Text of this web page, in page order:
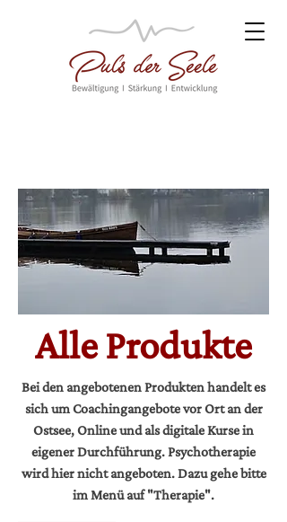
Alle Produkte
Bei den angebotenen Produkten handelt es
sich um Coachingangebote vor Ort an der
Ostsee, Online und als digitale Kurse in
eigener Durchführung. Psychotherapie
wird hier nicht angeboten. Dazu gehe bitte
im Menü auf "Therapie".